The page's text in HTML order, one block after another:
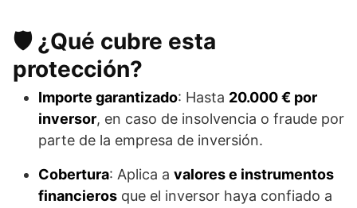
🛡️ ¿Qué cubre esta
protección?
Importe garantizado: Hasta 20.000 € por
inversor, en caso de insolvencia o fraude por
parte de la empresa de inversión.
Cobertura: Aplica a valores e instrumentos
financieros que el inversor haya confiado a